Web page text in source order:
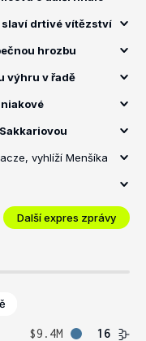
slaví drtivé vítězství
hrozbu
výhru v řadě
vyhlíží Menšíka
Další expres zprávy
$9.4M
16